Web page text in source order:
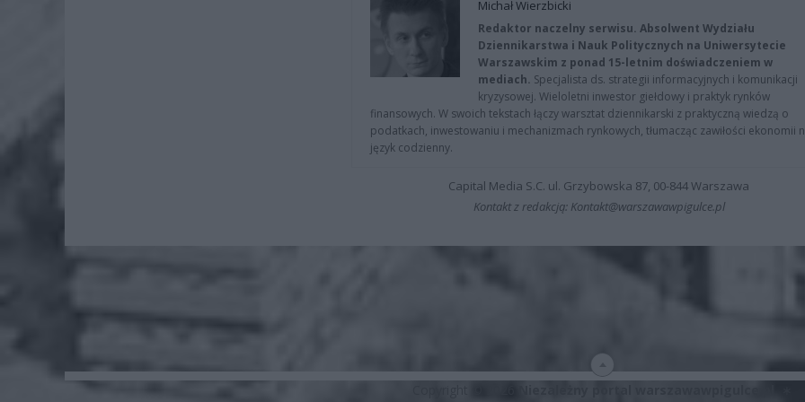
Michał Wierzbicki
Redaktor naczelny serwisu. Absolwent Wydziału
Dziennikarstwa i Nauk Politycznych na Uniwersytecie
Warszawskim z ponad 15-letnim doświadczeniem w
mediach. Specjalista ds. strategii informacyjnych i komunikacji
kryzysowej. Wieloletni inwestor giełdowy i praktyk rynków
finansowych. W swoich tekstach łączy warsztat dziennikarski z praktyczną wiedzą o
podatkach, inwestowaniu i mechanizmach rynkowych, tłumacząc zawiłości ekonomii
język codzienny.
Capital Media S.C. ul. Grzybowska 87, 00-844 Warszawa
Kontakt z redakcją: Kontakt@warszawawpigulce.pl